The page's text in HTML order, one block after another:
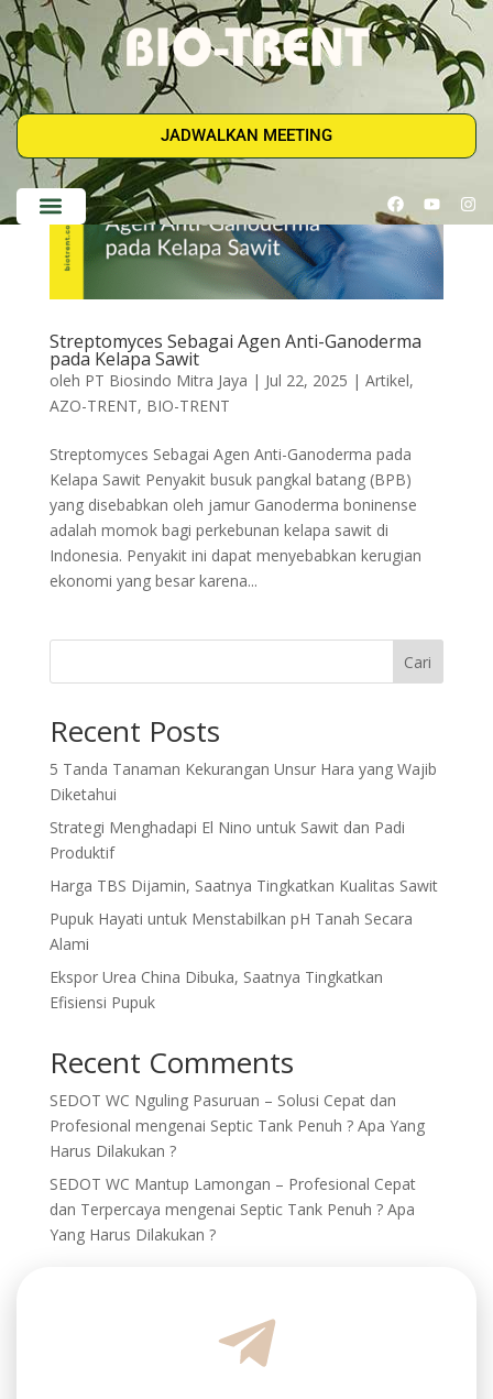
JADWALKAN MEETING
Streptomyces Sebagai Agen Anti-Ganoderma
pada Kelapa Sawit
oleh PT Biosindo Mitra Jaya | Jul 22, 2025 | Artikel,
AZO-TRENT, BIO-TRENT
Streptomyces Sebagai Agen Anti-Ganoderma pada
Kelapa Sawit Penyakit busuk pangkal batang (BPB)
yang disebabkan oleh jamur Ganoderma boninense
adalah momok bagi perkebunan kelapa sawit di
Indonesia. Penyakit ini dapat menyebabkan kerugian
ekonomi yang besar karena...
Cari
Recent Posts
5 Tanda Tanaman Kekurangan Unsur Hara yang Wajib
Diketahui
Strategi Menghadapi El Nino untuk Sawit dan Padi
Produktif
Harga TBS Dijamin, Saatnya Tingkatkan Kualitas Sawit
Pupuk Hayati untuk Menstabilkan pH Tanah Secara
Alami
Ekspor Urea China Dibuka, Saatnya Tingkatkan
Efisiensi Pupuk
Recent Comments
SEDOT WC Nguling Pasuruan – Solusi Cepat dan
Profesional mengenai Septic Tank Penuh ? Apa Yang
Harus Dilakukan ?
SEDOT WC Mantup Lamongan – Profesional Cepat
dan Terpercaya mengenai Septic Tank Penuh ? Apa
Yang Harus Dilakukan ?